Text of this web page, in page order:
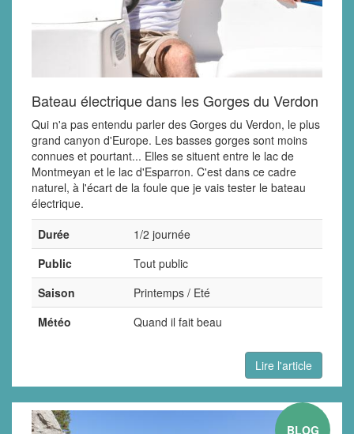
Bateau électrique dans les Gorges du Verdon
Qui n'a pas entendu parler des Gorges du Verdon, le plus
grand canyon d'Europe. Les basses gorges sont moins
connues et pourtant... Elles se situent entre le lac de
Montmeyan et le lac d'Esparron. C'est dans ce cadre
naturel, à l'écart de la foule que je vais tester le bateau
électrique.
Durée
1/2 journée
Public
Tout public
Saison
Printemps / Eté
Météo
Quand il fait beau
Lire l'article
BLOG